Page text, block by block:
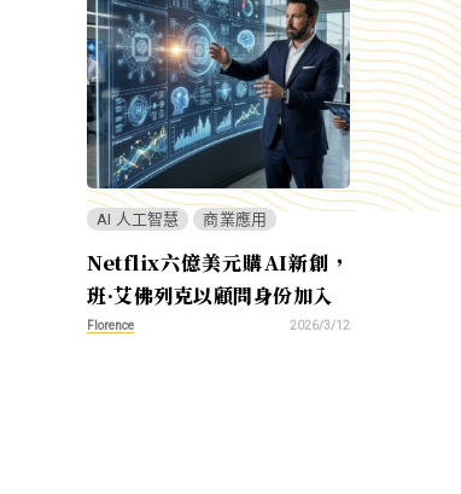
AI 人工智慧 商業應用
Netflix六億美元購AI新創，
班·艾佛列克以顧問身份加入
Florence 2026/3/12